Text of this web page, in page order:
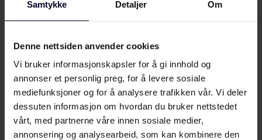
Samtykke Detaljer Om
Denne nettsiden anvender cookies
Vi bruker informasjonskapsler for å gi innhold og
annonser et personlig preg, for å levere sosiale
mediefunksjoner og for å analysere trafikken vår. Vi deler
dessuten informasjon om hvordan du bruker nettstedet
vårt, med partnerne våre innen sosiale medier,
annonsering og analysearbeid, som kan kombinere den
advarsler (NO)
Sikkerhetsinformasjon og
advarsler (FI)
Last ned
Sikkerhetsinformasjon og
advarsler (DK)
Last ned
Vis mer
MøtGram